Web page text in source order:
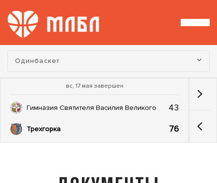
Турнир:
Одинбаскет
вс, 17 мая завершен
Гимназия Святителя Василия Великого 43
Трехгорка 76